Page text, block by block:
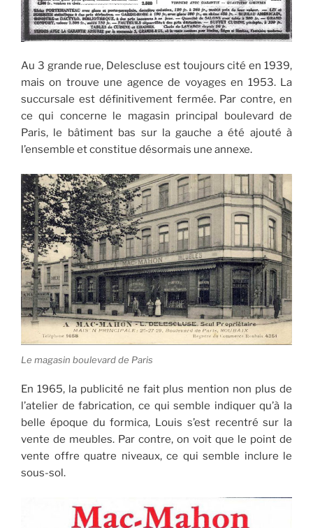
Au 3 grande rue, Delescluse est toujours cité en 1939,
mais on trouve une agence de voyages en 1953. La
succursale est définitivement fermée. Par contre, en
ce qui concerne le magasin principal boulevard de
Paris, le bâtiment bas sur la gauche a été ajouté à
l’ensemble et constitue désormais une annexe.
Le magasin boulevard de Paris
En 1965, la publicité ne fait plus mention non plus de
l’atelier de fabrication, ce qui semble indiquer qu’à la
belle époque du formica, Louis s’est recentré sur la
vente de meubles. Par contre, on voit que le point de
vente offre quatre niveaux, ce qui semble inclure le
sous-sol.